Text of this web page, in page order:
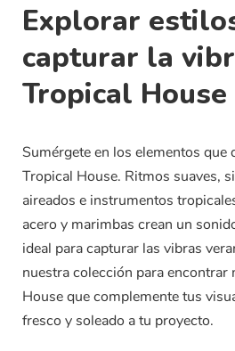
Explorar
capturar la
Tropical House
Sumérgete en los elementos que
Tropical House. Ritmos suaves,
aireados e instrumentos
acero y marimbas crean un
ideal para capturar las vibras
nuestra colección para encontrar
House que complemente tus
fresco y soleado a tu proyecto.